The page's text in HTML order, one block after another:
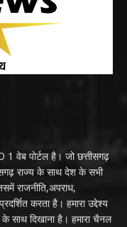
वेब पोर्टल है। जो छत्तीसगढ़
राज्य के साथ देश के सभी
राजनीति,अपराध,
करता है। हमारा उद्देश्य
साथ दिखाना है। हमारा चैनल